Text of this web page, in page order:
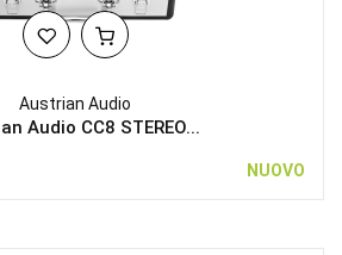
Austrian Audio
Audio CC8 STEREO...
NUOVO